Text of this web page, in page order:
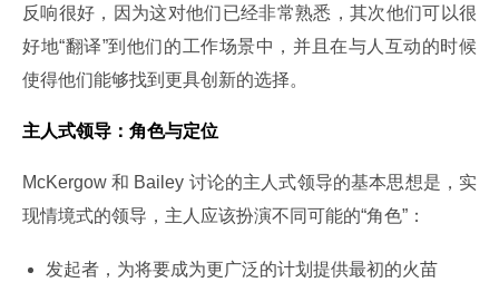
反响很好，因为这对他们已经非常熟悉，其次他们可以很
好地“翻译”到他们的工作场景中，并且在与人互动的时候
使得他们能够找到更具创新的选择。
主人式领导：角色与定位
McKergow 和 Bailey 讨论的主人式领导的基本思想是，实
现情境式的领导，主人应该扮演不同可能的“角色”：
发起者，为将要成为更广泛的计划提供最初的火苗